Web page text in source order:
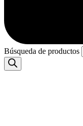
Búsqueda de productos